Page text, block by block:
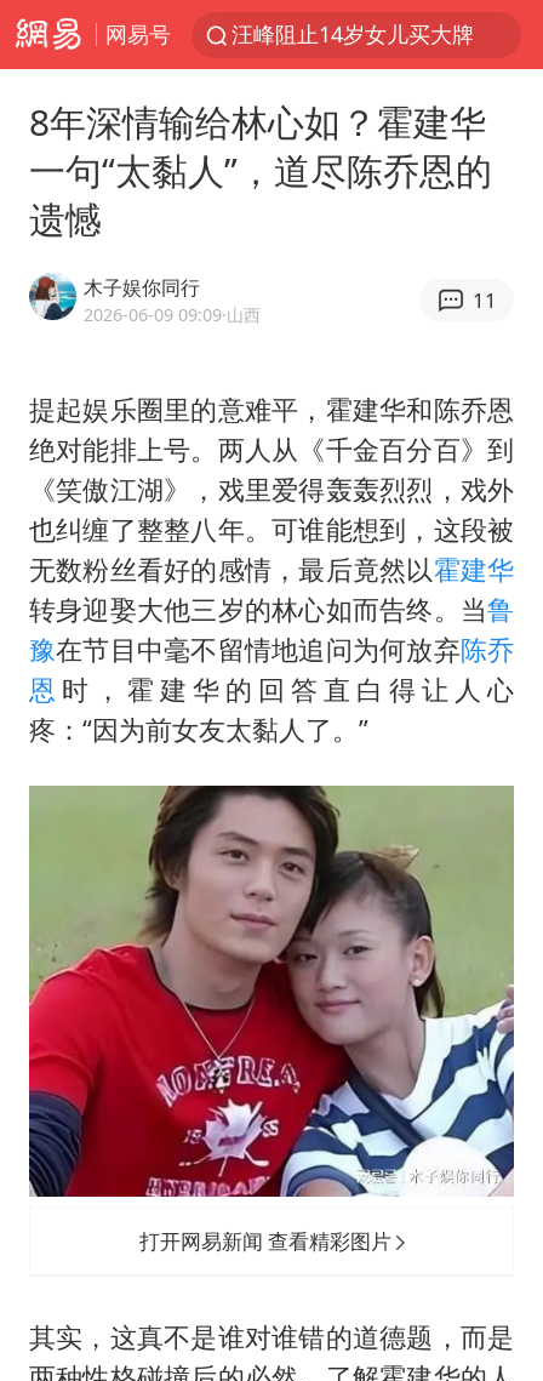
网易号
汪峰阻止14岁女儿买大牌
四川宜宾市高县发生4.9级地震
改名后的“青海拉面”店
女子开一天一夜空调后二氧化碳中毒
“空调24小时开着更省电”不实
“不建议大家买深色蛋糕”
985博士后被曝在妻子孕期出轨后续
70多岁父亲独自坐车到上海看望女儿
粉笔教育发布“自曝式”公开信
8年深情输给林心如？霍建华
一句“太黏人”，道尽陈乔恩的
遗憾
木子娱你同行
2026-06-09 09:09·山西
11
提起娱乐圈里的意难平，霍建华和陈乔恩
绝对能排上号。两人从《千金百分百》到
《笑傲江湖》，戏里爱得轰轰烈烈，戏外
也纠缠了整整八年。可谁能想到，这段被
无数粉丝看好的感情，最后竟然以霍建华
转身迎娶大他三岁的林心如而告终。当鲁
豫在节目中毫不留情地追问为何放弃陈乔
恩 时，霍建华的回答直白得让人心
疼：“因为前女友太黏人了。”
打开网易新闻 查看精彩图片
其实，这真不是谁对谁错的道德题，而是